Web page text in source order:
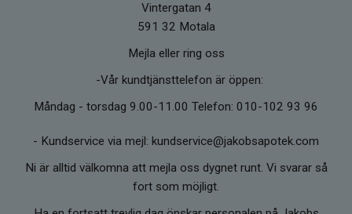
Vintergatan 4
591 32 Motala
Mejla eller ring oss
-Vår kundtjänsttelefon är öppen:
Måndag - torsdag 9.00-11.00 Telefon: 010-102 93 96
- Kundservice via mejl: kundservice@jakobsapotek.com
Ni är alltid välkomna att mejla oss dygnet runt. Vi svarar så
fort som möjligt.